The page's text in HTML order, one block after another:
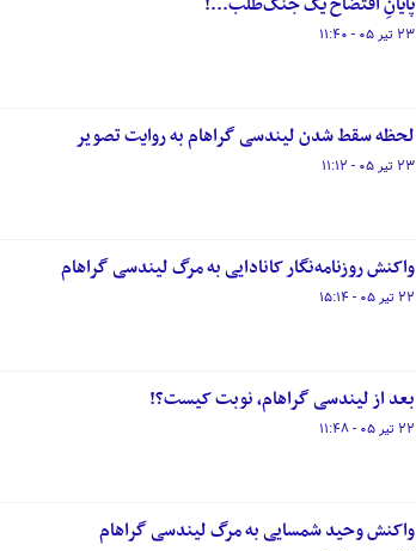
۲۳ تیر ۰۵ - ۱۱:۴۰
لحظه سقط شدن لیندسی گراهام به روایت تصویر
۲۳ تیر ۰۵ - ۱۱:۱۲
واکنش روزنامه‌نگار کانادایی به مرگ لیندسی گراهام
۲۲ تیر ۰۵ - ۱۵:۱۴
بعد از لیندسی گراهام، نوبت کیست؟!
۲۲ تیر ۰۵ - ۱۱:۴۸
واکنش وحید شمسایی به مرگ لیندسی گراهام